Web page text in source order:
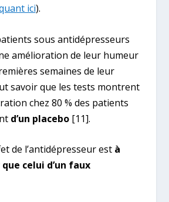
ici).
sous antidépresseurs
amélioration de leur humeur
semaines de leur
savoir que les tests montrent
chez 80 % des patients
d’un placebo [11].
de l’antidépresseur est à
celui d’un faux